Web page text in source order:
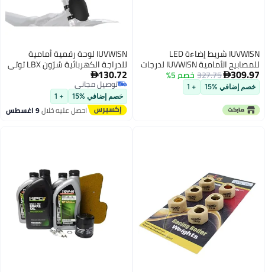
IUVWISN شريط إضاءة LED
للمصابيح الأمامية IUVWISN لدرجات
سُر رون مع حامل مفتاح تشغيل/
XS للدراجات الكهربائية
309.97
327.75خصم 5%
خصم إضافي %15 + 1
IUVWISN لوحة رقمية أمامية
للدراجة الكهربائية سُرّون LBX توتي
سوليل 01 يوزما IN10 تالاريا ستينغ
MX3/R MX4 MX5 XXX eRide Pro
دراجستر ETM RTR أسود
130.72
توصيل مجاني
توصيل مجاني
خصم إضافي %15 + 1
احصل عليه خلال9 اغسطس